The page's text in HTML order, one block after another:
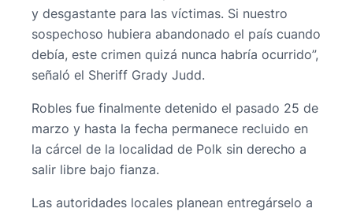
y desgastante para las víctimas. Si nuestro
sospechoso hubiera abandonado el país cuando
debía, este crimen quizá nunca habría ocurrido”,
señaló el Sheriff Grady Judd.
Robles fue finalmente detenido el pasado 25 de
marzo y hasta la fecha permanece recluido en
la cárcel de la localidad de Polk sin derecho a
salir libre bajo fianza.
Las autoridades locales planean entregárselo a